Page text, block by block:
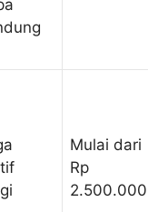
Mulai dari
Rp
2.500.000